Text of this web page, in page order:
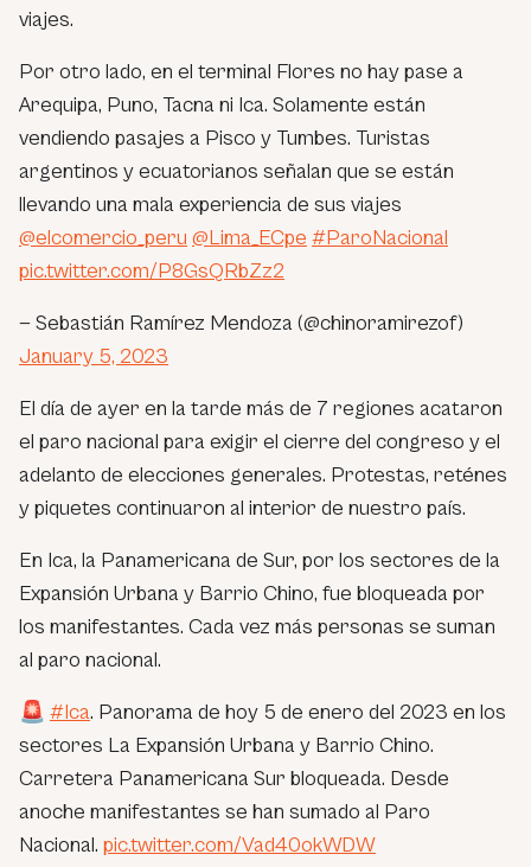
viajes.
Por otro lado, en el terminal Flores no hay pase a
Arequipa, Puno, Tacna ni Ica. Solamente están
vendiendo pasajes a Pisco y Tumbes. Turistas
argentinos y ecuatorianos señalan que se están
llevando una mala experiencia de sus viajes
@elcomercio_peru @Lima_ECpe #ParoNacional
pic.twitter.com/P8GsQRbZz2
— Sebastián Ramírez Mendoza (@chinoramirezof)
January 5, 2023
El día de ayer en la tarde más de 7 regiones acataron
el paro nacional para exigir el cierre del congreso y el
adelanto de elecciones generales. Protestas, reténes
y piquetes continuaron al interior de nuestro país.
En Ica, la Panamericana de Sur, por los sectores de la
Expansión Urbana y Barrio Chino, fue bloqueada por
los manifestantes. Cada vez más personas se suman
al paro nacional.
🚨 #Ica. Panorama de hoy 5 de enero del 2023 en los
sectores La Expansión Urbana y Barrio Chino.
Carretera Panamericana Sur bloqueada. Desde
anoche manifestantes se han sumado al Paro
Nacional. pic.twitter.com/Vad40okWDW